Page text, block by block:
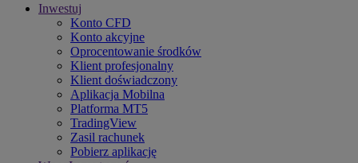
Inwestuj
Konto CFD
Konto akcyjne
Oprocentowanie środków
Klient profesjonalny
Klient doświadczony
Aplikacja Mobilna
Platforma MT5
TradingView
Zasil rachunek
Pobierz aplikację